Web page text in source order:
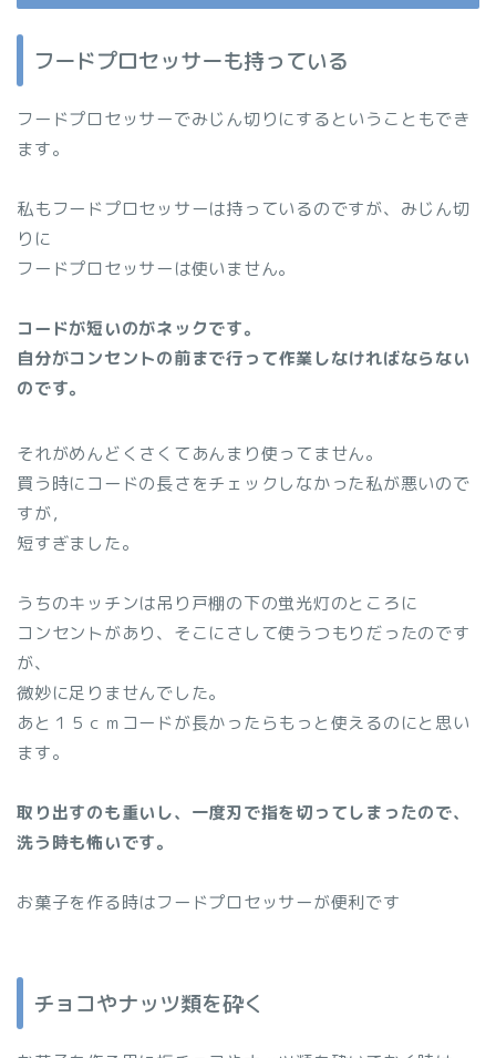
フードプロセッサーも持っている
フードプロセッサーでみじん切りにするということもでき
ます。
私もフードプロセッサーは持っているのですが、みじん切
りに
フードプロセッサーは使いません。
コードが短いのがネックです。
自分がコンセントの前まで行って作業しなければならない
のです。
それがめんどくさくてあんまり使ってません。
買う時にコードの長さをチェックしなかった私が悪いので
すが，
短すぎました。
うちのキッチンは吊り戸棚の下の蛍光灯のところに
コンセントがあり、そこにさして使うつもりだったのです
が、
微妙に足りませんでした。
あと１５ｃｍコードが長かったらもっと使えるのにと思い
ます。
取り出すのも重いし、一度刃で指を切ってしまったので、
洗う時も怖いです。
お菓子を作る時はフードプロセッサーが便利です
チョコやナッツ類を砕く